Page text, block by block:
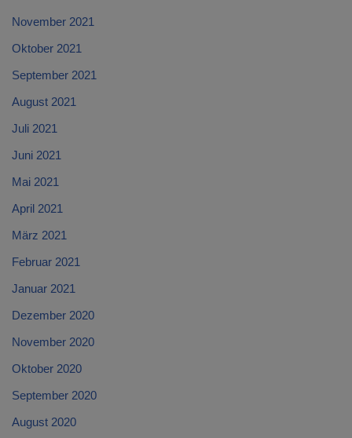
November 2021
Oktober 2021
September 2021
August 2021
Juli 2021
Juni 2021
Mai 2021
April 2021
März 2021
Februar 2021
Januar 2021
Dezember 2020
November 2020
Oktober 2020
September 2020
August 2020